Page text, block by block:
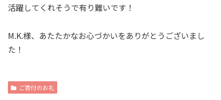
活躍してくれそうで有り難いです！
M.K.様、あたたかなお心づかいをありがとうございまし
た！
ご寄付のお礼